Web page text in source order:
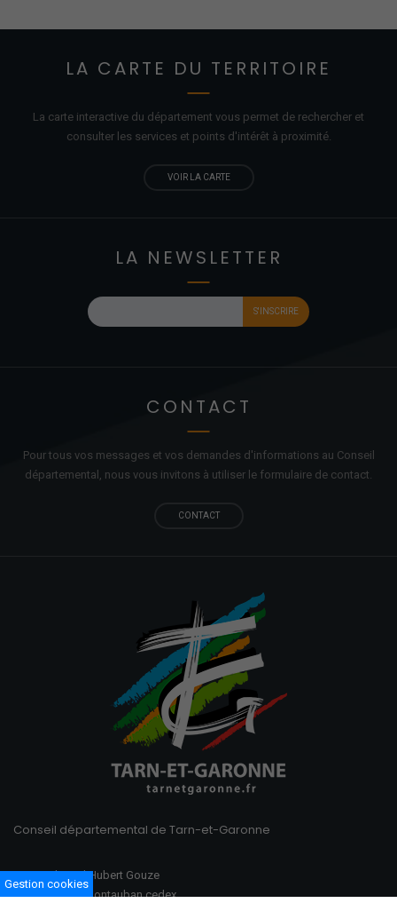
LA CARTE DU TERRITOIRE
La carte interactive du département vous permet de rechercher et
consulter les services et points d'intérêt à proximité.
VOIR LA CARTE
LA NEWSLETTER
CONTACT
Pour tous vos messages et vos demandes d'informations au Conseil
départemental, nous vous invitons à utiliser le formulaire de contact.
CONTACT
Conseil départemental de Tarn-et-Garonne
100 Boulevard Hubert Gouze
BP 783 82013 Montauban cedex
Gestion cookies